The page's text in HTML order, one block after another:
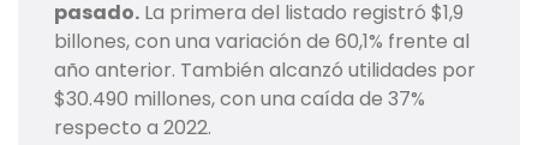
pasado. La primera del listado registró $1,9
billones, con una variación de 60,1% frente al
año anterior. También alcanzó utilidades por
$30.490 millones, con una caída de 37%
respecto a 2022.